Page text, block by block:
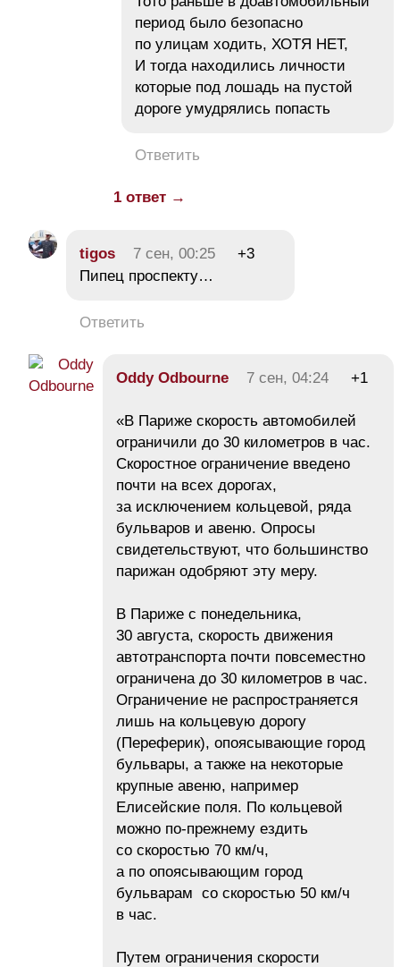
период было безопасно
по улицам ходить, ХОТЯ НЕТ,
И тогда находились личности
которые под лошадь на пустой
дороге умудрялись попасть
Ответить
1 ответ →
tigos 7 сен, 00:25
+3
Пипец проспекту…
Ответить
Oddy Odbourne 7 сен, 04:24 +1
«В Париже скорость автомобилей
ограничили до 30 километров в час.
Скоростное ограничение введено
почти на всех дорогах,
за исключением кольцевой, ряда
бульваров и авеню. Опросы
свидетельствуют, что большинство
парижан одобряют эту меру.
В Париже с понедельника,
30 августа, скорость движения
автотранспорта почти повсеместно
ограничена до 30 километров в час.
Ограничение не распространяется
лишь на кольцевую дорогу
(Переферик), опоясывающие город
бульвары, а также на некоторые
крупные авеню, например
Елисейские поля. По кольцевой
можно по-прежнему ездить
со скоростью 70 км/ч,
а по опоясывающим город
бульварам со скоростью 50 км/ч
в час.
Путем ограничения скорости